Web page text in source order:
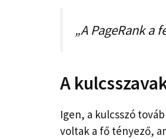
„A PageRank
A
Igen, a kulcsszó
voltak a fő tényező,